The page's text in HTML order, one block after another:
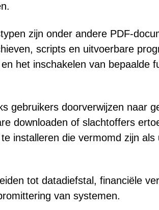
zijn onder andere PDF-
scripts en uitvoerbare
het inschakelen van bepaalde
gebruikers doorverwijzen naar
downloaden of slachtoffers
installeren die vermomd zijn
tot datadiefstal, financiële
van systemen.